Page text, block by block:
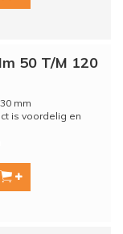
50 T/M 120
mm
is voordelig en